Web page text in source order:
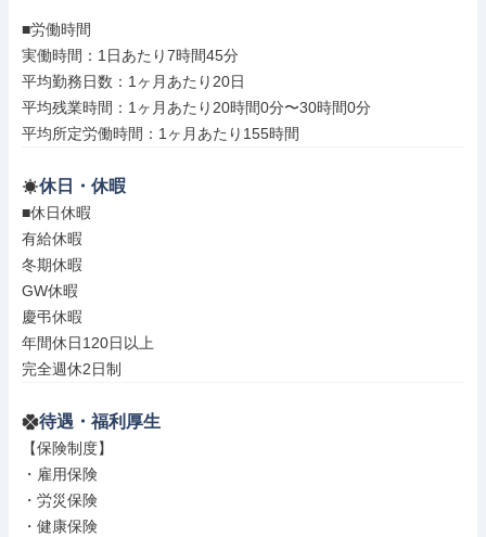
■労働時間
実働時間：1日あたり7時間45分
平均勤務日数：1ヶ月あたり20日
平均残業時間：1ヶ月あたり20時間0分〜30時間0分
平均所定労働時間：1ヶ月あたり155時間
休日・休暇
■休日休暇
有給休暇
冬期休暇
GW休暇
慶弔休暇
年間休日120日以上
完全週休2日制
待遇・福利厚生
【保険制度】
・雇用保険
・労災保険
・健康保険